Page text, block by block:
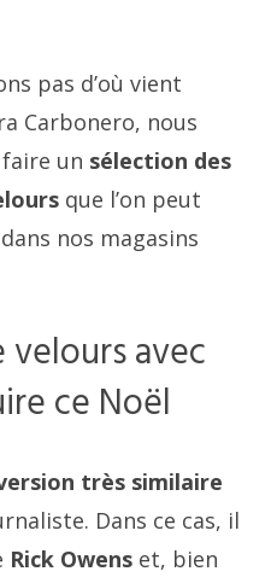
pas d’où vient
Carbonero, nous
un sélection des
que l’on peut
nos magasins
avec
ce Noël
très similaire
Dans ce cas, il
Rick Owens et, bien